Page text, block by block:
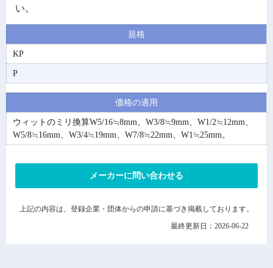
い。
規格
KP
P
価格の適用
ウィットのミリ換算W5/16≒8mm、W3/8≒9mm、W1/2≒12mm、
W5/8≒16mm、W3/4≒19mm、W7/8≒22mm、W1≒25mm。
メーカーに問い合わせる
上記の内容は、登録企業・団体からの申請に基づき掲載しております。
最終更新日：2026-06-22